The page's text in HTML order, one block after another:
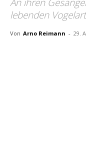
lebenden
Von Arno Reimann - 29.